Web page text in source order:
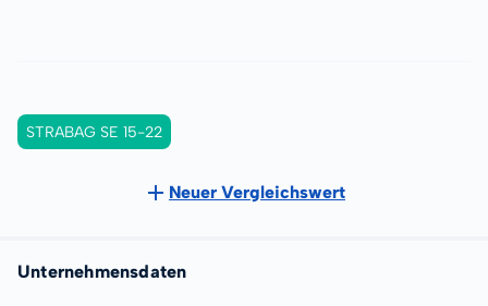
STRABAG SE 15-22
Neuer Vergleichswert
Unternehmensdaten